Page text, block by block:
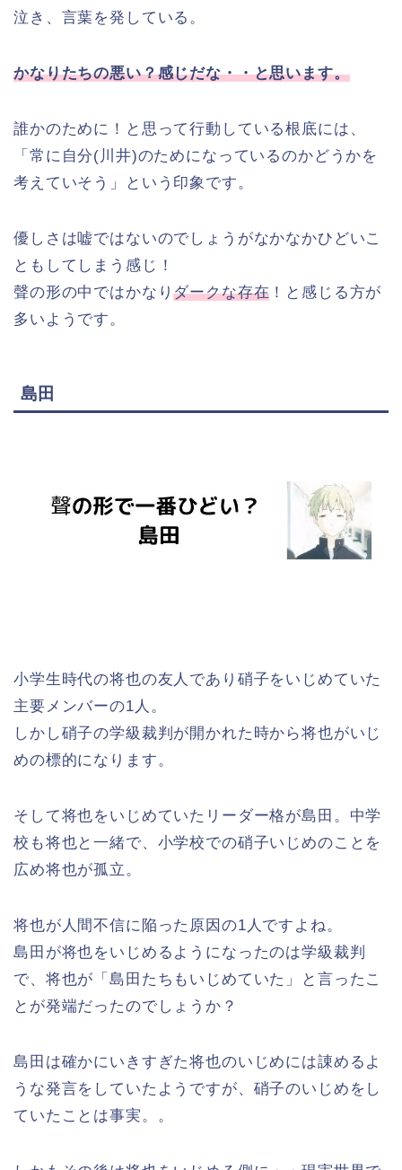
泣き、言葉を発している。
かなりたちの悪い？感じだな・・と思います。
誰かのために！と思って行動している根底には、
「常に自分(川井)のためになっているのかどうかを
考えていそう」という印象です。
優しさは嘘ではないのでしょうがなかなかひどいこ
ともしてしまう感じ！
聲の形の中ではかなりダークな存在 ！と感じる方が
多いようです。
島田
小学生時代の将也の友人であり硝子をいじめていた
主要メンバーの1人。
しかし硝子の学級裁判が開かれた時から将也がいじ
めの標的になります。
そして将也をいじめていたリーダー格が島田。中学
校も将也と一緒で、小学校での硝子いじめのことを
広め将也が孤立。
将也が人間不信に陥った原因の1人ですよね。
島田が将也をいじめるようになったのは学級裁判
で、将也が「島田たちもいじめていた」と言ったこ
とが発端だったのでしょうか？
島田は確かにいきすぎた将也のいじめには諌めるよ
うな発言をしていたようですが、硝子のいじめをし
ていたことは事実。。